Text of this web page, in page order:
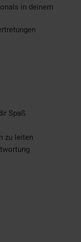
in deinem
Spaß
zu leiten